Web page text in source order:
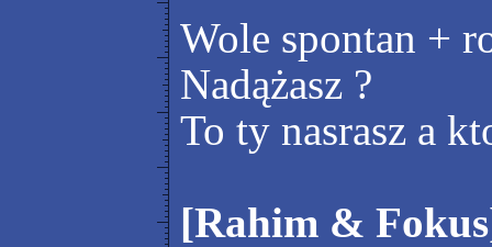
Wole spontan +
Nadążasz ?
To ty nasrasz a
[Rahim &